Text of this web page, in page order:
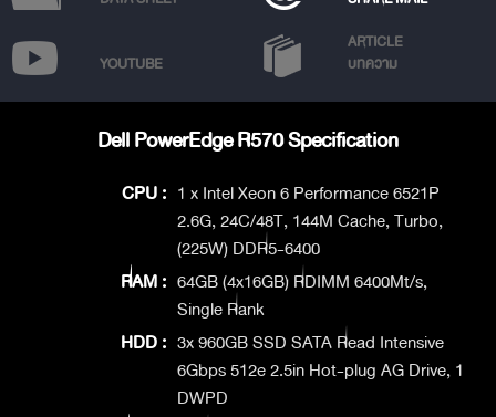
YOUTUBE
ARTICLE
บทความ
Dell PowerEdge R570 Specification
CPU : 1 x Intel Xeon 6 Performance 6521P
2.6G, 24C/48T, 144M Cache, Turbo,
(225W) DDR5-6400
RAM : 64GB (4x16GB) RDIMM 6400Mt/s,
Single Rank
HDD : 3x 960GB SSD SATA Read Intensive
6Gbps 512e 2.5in Hot-plug AG Drive, 1
DWPD